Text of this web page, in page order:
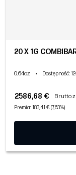
20 X 1G
0.64oz • Dostępność:
2586,68 € Brutto z
Premia: 183,41 € (7,63%)